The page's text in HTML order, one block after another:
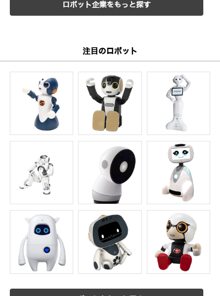
ロボット企業をもっと探す
注目のロボット